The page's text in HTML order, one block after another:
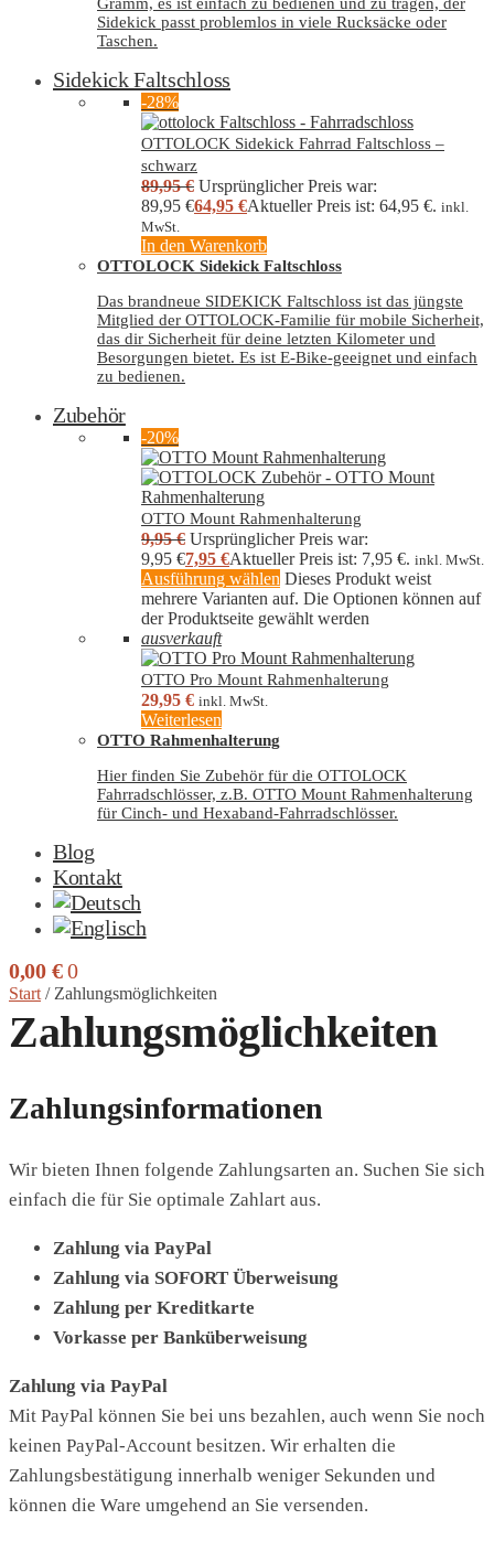
Sidekick passt problemlos in viele Rucksäcke oder
Taschen.
Sidekick Faltschloss
-28%
OTTOLOCK Sidekick Fahrrad Faltschloss –
schwarz
89,95€ Ursprünglicher Preis war:
89,95 €64,95 €Aktueller Preis ist: 64,95 €. inkl.
MwSt.
In den Warenkorb
OTTOLOCK Sidekick Faltschloss
Das brandneue SIDEKICK Faltschloss ist das jüngste
Mitglied der OTTOLOCK-Familie für mobile Sicherheit,
das dir Sicherheit für deine letzten Kilometer und
Besorgungen bietet. Es ist E-Bike-geeignet und einfach
zu bedienen.
Zubehör
-20%
OTTO Mount Rahmenhalterung
9,95€ Ursprünglicher Preis war:
9,95 €7,95 €Aktueller Preis ist: 7,95 €. inkl. MwSt.
Ausführung wählen Dieses Produkt weist
mehrere Varianten auf. Die Optionen können auf
der Produktseite gewählt werden
ausverkauft
OTTO Pro Mount Rahmenhalterung
29,95 € inkl. MwSt.
Weiterlesen
OTTO Rahmenhalterung
Hier finden Sie Zubehör für die OTTOLOCK
Fahrradschlösser, z.B. OTTO Mount Rahmenhalterung
für Cinch- und Hexaband-Fahrradschlösser.
Blog
Kontakt
0,00 € 0
Start / Zahlungsmöglichkeiten
Zahlungsmöglichkeiten
Zahlungsinformationen
Wir bieten Ihnen folgende Zahlungsarten an. Suchen Sie sich
einfach die für Sie optimale Zahlart aus.
Zahlung via PayPal
Zahlung via SOFORT Überweisung
Zahlung per Kreditkarte
Vorkasse per Banküberweisung
Zahlung via PayPal
Mit PayPal können Sie bei uns bezahlen, auch wenn Sie noch
keinen PayPal-Account besitzen. Wir erhalten die
Zahlungsbestätigung innerhalb weniger Sekunden und
können die Ware umgehend an Sie versenden.